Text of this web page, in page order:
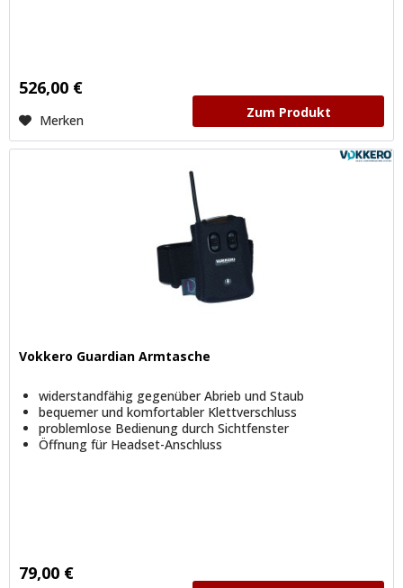
526,00 €
Merken Zum Produkt
Vokkero Guardian Armtasche
widerstandfähig gegenüber Abrieb und Staub
bequemer und komfortabler Klettverschluss
problemlose Bedienung durch Sichtfenster
Öffnung für Headset-Anschluss
79,00 €